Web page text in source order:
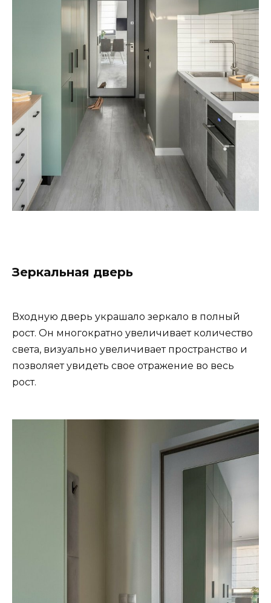
Зеркальная дверь
Входную дверь украшало зеркало в полный
рост. Он многократно увеличивает количество
света, визуально увеличивает пространство и
позволяет увидеть свое отражение во весь
рост.